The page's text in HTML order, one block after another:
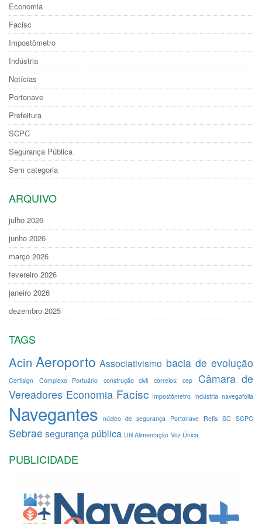
Economia
Facisc
Impostômetro
Indústria
Notícias
Portonave
Prefeitura
SCPC
Segurança Pública
Sem categoria
ARQUIVO
julho 2026
junho 2026
março 2026
fevereiro 2026
janeiro 2026
dezembro 2025
TAGS
Acin Aeroporto Associativismo bacia de evolução
Certisign Complexo Portuário construção civil correios; cep
Câmara de
Vereadores Economia Facisc Impostômetro Indústria navegafolia
Navegantes núcleo de segurança Portonave Refis SC SCPC
Sebrae segurança pública Util Alimentação Voz Única
PUBLICIDADE